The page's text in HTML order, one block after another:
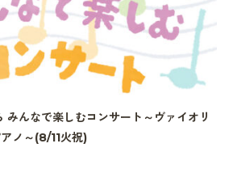
みんなで楽しむコンサート～ヴァイオリ
ノ～(8/11火祝)